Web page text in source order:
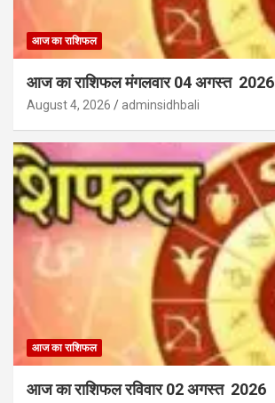
आज का राशिफल
आज का राशिफल मंगलवार 04 अगस्त 2026
August 4, 2026 adminsidhbali
आज का राशिफल
आज का राशिफल रविवार 02 अगस्त 2026